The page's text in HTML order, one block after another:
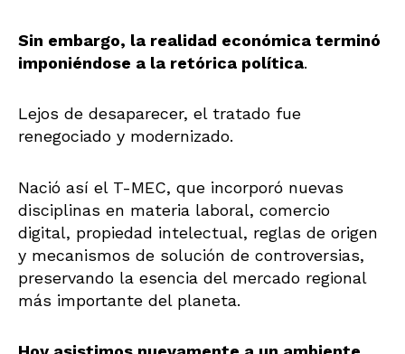
Sin embargo, la realidad económica terminó
imponiéndose a la retórica política.
Lejos de desaparecer, el tratado fue
renegociado y modernizado.
Nació así el T-MEC, que incorporó nuevas
disciplinas en materia laboral, comercio
digital, propiedad intelectual, reglas de origen
y mecanismos de solución de controversias,
preservando la esencia del mercado regional
más importante del planeta.